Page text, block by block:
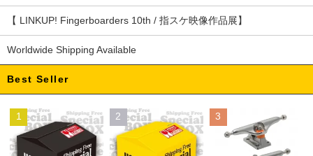
【 LINKUP! Fingerboarders 10th / 指スケ映像作品展】
Worldwide Shipping Available
Best Seller
1 2 3